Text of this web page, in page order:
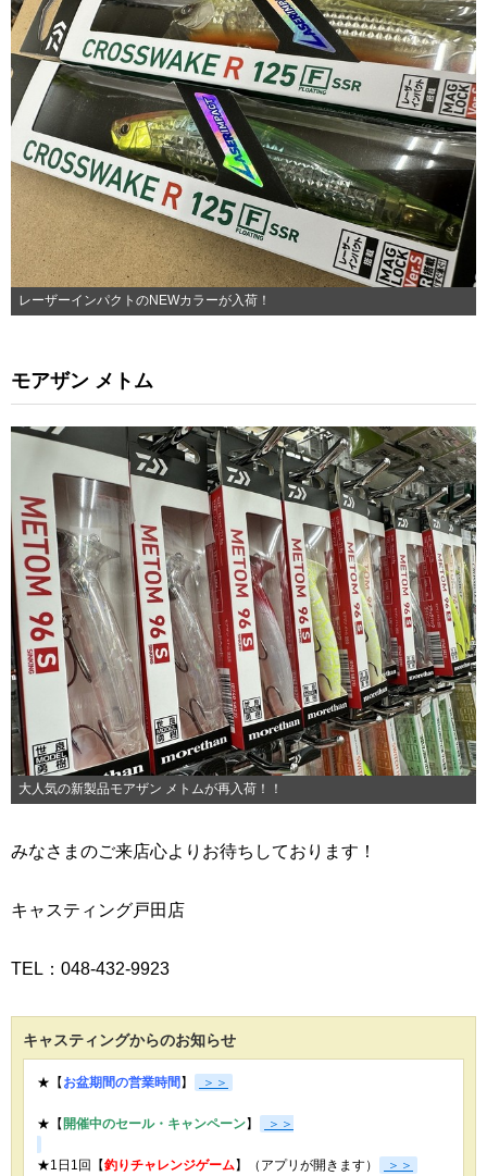
レーザーインパクトのNEWカラーが入荷！
モアザン メトム
大人気の新製品モアザン メトムが再入荷！！
みなさまのご来店心よりお待ちしております！
キャスティング戸田店
TEL：048-432-9923
キャスティングからのお知らせ
★【お盆期間の営業時間】 ＞＞
★【開催中のセール・キャンペーン】 ＞＞
★1日1回【釣りチャレンジゲーム】（アプリが開きます）
＞＞